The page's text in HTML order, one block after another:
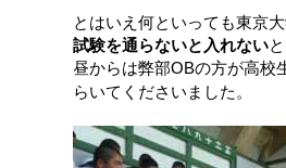
とはいえ何といっても東京
試験を通らないと入れない
昼からは弊部OBの方が高校
らいてくださいました。